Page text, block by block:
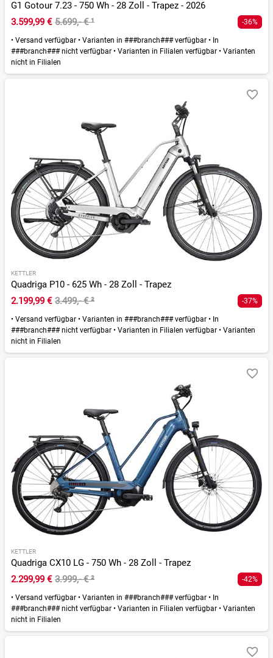
G1 Gotour 7.23 - 750 Wh - 28 Zoll - Trapez - 2026
3.599,99 € 5.699,- €¹ -36%
• Versand verfügbar • Varianten in ###branch### verfügbar • In
###branch### nicht verfügbar • Varianten in Filialen verfügbar • Varianten
nicht in Filialen
KETTLER
Quadriga P10 - 625 Wh - 28 Zoll - Trapez
2.199,99 € 3.499,- €² -37%
• Versand verfügbar • Varianten in ###branch### verfügbar • In
###branch### nicht verfügbar • Varianten in Filialen verfügbar • Varianten
nicht in Filialen
KETTLER
Quadriga CX10 LG - 750 Wh - 28 Zoll - Trapez
2.299,99 € 3.999,- €² -42%
• Versand verfügbar • Varianten in ###branch### verfügbar • In
###branch### nicht verfügbar • Varianten in Filialen verfügbar • Varianten
nicht in Filialen